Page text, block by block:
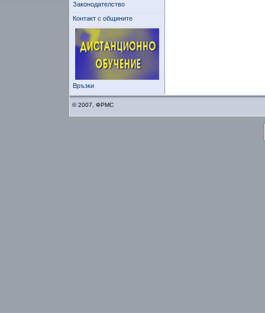
Законодателство
Контакт с общините
Връзки
© 2007, ФРМС